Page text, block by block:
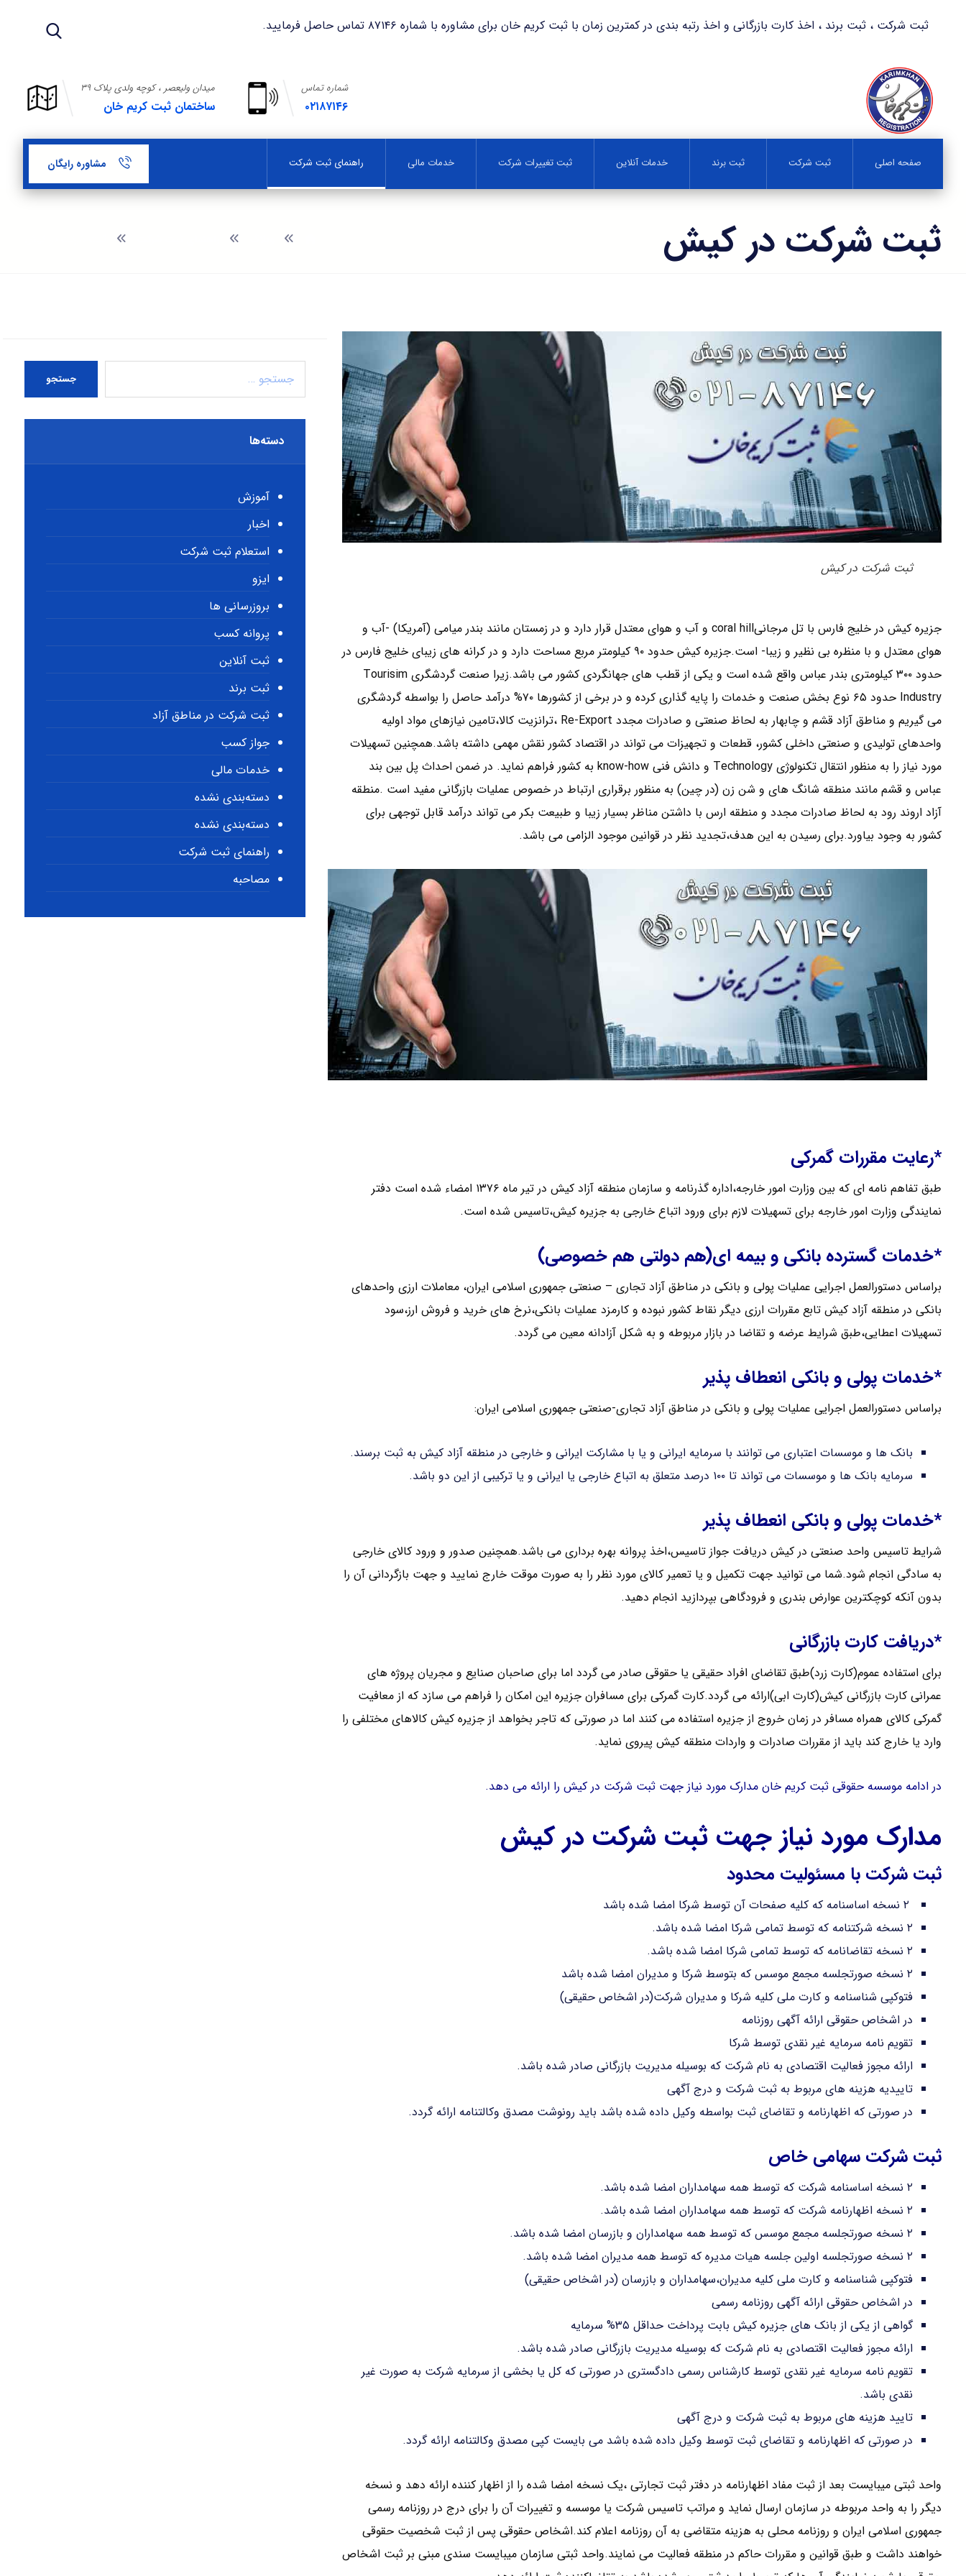
ثبت شرکت ، ثبت برند ، اخذ کارت بازرگانی و اخذ رتبه بندی در کمترین زمان با ثبت کریم خان برای مشاوره با شماره ۸۷۱۴۶ تماس حاصل فرمایید.
میدان ولیعصر ، کوچه ولدی پلاک ۳۹
ساختمان ثبت کریم خان
شماره تماس
۰۲۱۸۷۱۴۶
صفحه اصلی ثبت شرکت ثبت برند خدمات آنلاین ثبت تغییرات شرکت خدمات مالی راهنمای ثبت شرکت مشاوره رایگان
ثبت شرکت در کیش
ثبت شرکت در کیش
جزیره کیش در خلیج فارس با تل مرجانیcoral hill و آب و هوای معتدل قرار دارد و در زمستان مانند بندر میامی (آمریکا) -آب و
هوای معتدل و با منظره بی نظیر و زیبا- است.جزیره کیش حدود ۹۰ کیلومتر مربع مساحت دارد و در کرانه های زیبای خلیج فارس در
حدود ۳۰۰ کیلومتری بندر عباس واقع شده است و یکی از قطب های جهانگردی کشور می باشد.زیرا صنعت گردشگری Tourisim
Industry حدود ۶۵ نوع بخش صنعت و خدمات را پایه گذاری کرده و در برخی از کشورها ۷۰% درآمد حاصل را بواسطه گردشگری
می گیریم و مناطق آزاد قشم و چابهار به لحاظ صنعتی و صادرات مجدد Re-Export ،ترانزیت کالا،تامین نیازهای مواد اولیه
واحدهای تولیدی و صنعتی داخلی کشور، قطعات و تجهیزات می تواند در اقتصاد کشور نقش مهمی داشته باشد.همچنین تسهیلات
مورد نیاز را به منظور انتقال تکنولوژی Technology و دانش فنی know-how به کشور فراهم نماید. در ضمن احداث پل بین بند
عباس و قشم مانند منطقه شانگ های و شن زن (در چین) به منظور برقراری ارتباط در خصوص عملیات بازرگانی مفید است .منطقه
آزاد اروند رود به لحاظ صادرات مجدد و منطقه ارس با داشتن مناظر بسیار زیبا و طبیعت بکر می تواند درآمد قابل توجهی برای
کشور به وجود بیاورد.برای رسیدن به این هدف،تجدید نظر در قوانین موجود الزامی می باشد.
*رعایت مقررات گمرکی
طبق تفاهم نامه ای که بین وزارت امور خارجه،اداره گذرنامه و سازمان منطقه آزاد کیش در تیر ماه ۱۳۷۶ امضاء شده است دفتر
نمایندگی وزارت امور خارجه برای تسهیلات لازم برای ورود اتباع خارجی به جزیره کیش،تاسیس شده است.
*خدمات گسترده بانکی و بیمه ای(هم دولتی هم خصوصی)
براساس دستورالعمل اجرایی عملیات پولی و بانکی در مناطق آزاد تجاری – صنعتی جمهوری اسلامی ایران، معاملات ارزی واحدهای
بانکی در منطقه آزاد کیش تابع مقررات ارزی دیگر نقاط کشور نبوده و کارمزد عملیات بانکی،نرخ های خرید و فروش ارز،سود
تسهیلات اعطایی،طبق شرایط عرضه و تقاضا در بازار مربوطه و به شکل آزادانه معین می گردد.
*خدمات پولی و بانکی انعطاف پذیر
براساس دستورالعمل اجرایی عملیات پولی و بانکی در مناطق آزاد تجاری-صنعتی جمهوری اسلامی ایران:
بانک ها و موسسات اعتباری می توانند با سرمایه ایرانی و یا با مشارکت ایرانی و خارجی در منطقه آزاد کیش به ثبت برسند.
سرمایه بانک ها و موسسات می تواند تا ۱۰۰ درصد متعلق به اتباع خارجی یا ایرانی و یا ترکیبی از این دو باشد.
*خدمات پولی و بانکی انعطاف پذیر
شرایط تاسیس واحد صنعتی در کیش دریافت جواز تاسیس،اخذ پروانه بهره برداری می باشد.همچنین صدور و ورود کالای خارجی
به سادگی انجام شود.شما می توانید جهت تکمیل و یا تعمیر کالای مورد نظر را به صورت موقت خارج نمایید و جهت بازگردانی آن را
بدون آنکه کوچکترین عوارض بندری و فرودگاهی بپردازید انجام دهید.
*دریافت کارت بازرگانی
برای استفاده عموم(کارت زرد)طبق تقاضای افراد حقیقی یا حقوقی صادر می گردد اما برای صاحبان صنایع و مجریان پروژه های
عمرانی کارت بازرگانی کیش(کارت ابی)ارائه می گردد.کارت گمرکی برای مسافران جزیره این امکان را فراهم می سازد که از معافیت
گمرکی کالای همراه مسافر در زمان خروج از جزیره استفاده می کنند اما در صورتی که تاجر بخواهد از جزیره کیش کالاهای مختلفی را
وارد یا خارج کند باید از مقررات صادرات و واردات منطقه کیش پیروی نماید.
در ادامه موسسه حقوقی ثبت کریم خان مدارک مورد نیاز جهت ثبت شرکت در کیش را ارائه می دهد.
مدارک مورد نیاز جهت ثبت شرکت در کیش
ثبت شرکت با مسئولیت محدود
۲ نسخه شرکتنامه که توسط تمامی شرکا امضا شده باشد.
۲ نسخه تقاضانامه که توسط تمامی شرکا امضا شده باشد.
۲ نسخه صورتجلسه مجمع موسس که بتوسط شرکا و مدیران امضا شده باشد
فتوکپی شناسنامه و کارت ملی کلیه شرکا و مدیران شرکت(در اشخاص حقیقی)
در اشخاص حقوقی ارائه آگهی روزنامه
تقویم نامه سرمایه غیر نقدی توسط شرکا
ارائه مجوز فعالیت اقتصادی به نام شرکت که بوسیله مدیریت بازرگانی صادر شده باشد.
تاییدیه هزینه های مربوط به ثبت شرکت و درج آگهی
در صورتی که اظهارنامه و تقاضای ثبت بواسطه وکیل داده شده باشد باید رونوشت مصدق وکالتنامه ارائه گردد.
ثبت شرکت سهامی خاص
۲ نسخه اساسنامه شرکت که توسط همه سهامداران امضا شده باشد.
۲ نسخه اظهارنامه شرکت که توسط همه سهامداران امضا شده باشد.
۲ نسخه صورتجلسه مجمع موسس که توسط همه سهامداران و بازرسان امضا شده باشد.
۲ نسخه صورتجلسه اولین جلسه هیات مدیره که توسط همه مدیران امضا شده باشد.
فتوکپی شناسنامه و کارت ملی کلیه مدیران،سهامداران و بازرسان (در اشخاص حقیقی)
در اشخاص حقوقی ارائه آگهی روزنامه رسمی
گواهی از یکی از بانک های جزیره کیش بابت پرداخت حداقل ۳۵% سرمایه
ارائه مجوز فعالیت اقتصادی به نام شرکت که بوسیله مدیریت بازرگانی صادر شده باشد.
تقویم نامه سرمایه غیر نقدی توسط کارشناس رسمی دادگستری در صورتی که کل یا بخشی از سرمایه شرکت به صورت غیر
نقدی باشد.
تایید هزینه های مربوط به ثبت شرکت و درج آگهی
در صورتی که اظهارنامه و تقاضای ثبت توسط وکیل داده شده باشد می بایست کپی مصدق وکالتنامه ارائه گردد.
واحد ثبتی میبایست بعد از ثبت مفاد اظهارنامه در دفتر ثبت تجارتی ،یک نسخه امضا شده را از اظهار کننده ارائه دهد و نسخه
دیگر را به واحد مربوطه در سازمان ارسال نماید و مراتب تاسیس شرکت یا موسسه و تغییرات آن را برای درج در روزنامه رسمی
جمهوری اسلامی ایران و روزنامه محلی به هزینه متقاضی به آن روزنامه اعلام کند.اشخاص حقوقی پس از ثبت شخصیت حقوقی
خواهند داشت و طبق قوانین و مقررات حاکم در منطقه فعالیت می نمایند.واحد ثبتی سازمان میبایست سندی مبنی بر ثبت اشخاص
جستجو
دسته‌ها
آموزش
اخبار
استعلام ثبت شرکت
ایزو
بروزرسانی ها
پروانه کسب
ثبت آنلاین
ثبت برند
ثبت شرکت در مناطق آزاد
جواز کسب
خدمات مالی
دسته‌بندی نشده
دسته‌بندی نشده
راهنمای ثبت شرکت
مصاحبه